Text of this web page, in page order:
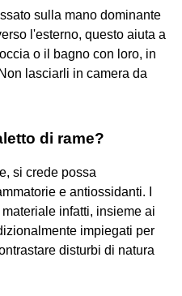
sulla mano dominante
l'esterno, questo aiuta a
o il bagno con loro, in
lasciarli in camera da
di rame?
si crede possa
e antiossidanti. I
infatti, insieme ai
impiegati per
disturbi di natura